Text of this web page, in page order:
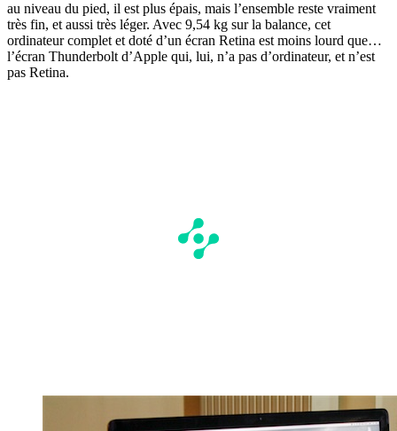
au niveau du pied, il est plus épais, mais l’ensemble reste vraiment
très fin, et aussi très léger. Avec 9,54 kg sur la balance, cet
ordinateur complet et doté d’un écran Retina est moins lourd que…
l’écran Thunderbolt d’Apple qui, lui, n’a pas d’ordinateur, et n’est
pas Retina.